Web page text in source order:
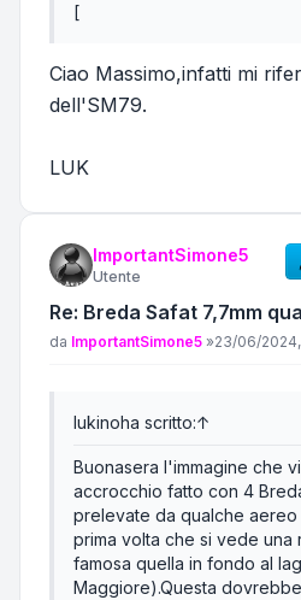
[
Ciao Massimo,infatti mi
dell'SM79.
LUK
ImportantSimone5
Utente
Re: Breda Safat 7,7mm
Messaggio
da ImportantSimone5 »23/06/2024,
lukinoha scritto:↑
Buonasera l'immagine che
accrocchio fatto con 4
prelevate da qualche aereo
prima volta che si vede
famosa quella in fondo al
Maggiore).Questa